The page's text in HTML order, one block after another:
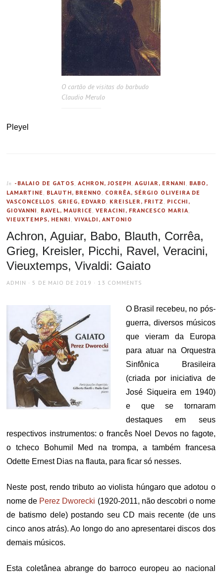
O cartão de visitas do barbudo
Claudio Merulo
Pleyel
In -BALAIO DE GATOS,ACHRON, JOSEPH,AGUIAR, ERNANI , BABO,
LAMARTINE , BLAUTH, BRENNO , CORRÊA, SÉRGIO OLIVEIRA DE
VASCONCELLOS, GRIEG, EDVARD, KREISLER, FRITZ , PICCHI,
GIOVANNI , RAVEL, MAURICE ,VERACINI, FRANCESCO MARIA,
VIEUXTEMPS, HENRI ,VIVALDI, ANTONIO
Achron, Aguiar, Babo, Blauth, Corrêa,
Grieg, Kreisler, Picchi, Ravel, Veracini,
Vieuxtemps, Vivaldi: Gaiato
AUTHOR
ADMIN
POSTED
5 DE MAIO DE 2019 13 COMMENTS
O Brasil recebeu, no pós-
guerra, diversos músicos
que vieram da Europa
para atuar na Orquestra
Sinfônica Brasileira
(criada por iniciativa de
José Siqueira em 1940)
e que se tornaram
destaques em seus
respectivos instrumentos: o francês Noel Devos no fagote,
o tcheco Bohumil Med na trompa, a também francesa
Odette Ernest Dias na flauta, para ficar só nesses.
Neste post, rendo tributo ao violista húngaro que adotou o
nome de Perez Dworecki (1920-2011, não descobri o nome
de batismo dele) postando seu CD mais recente (de uns
cinco anos atrás). Ao longo do ano apresentarei discos dos
demais músicos.
Esta coletânea abrange do barroco europeu ao nacional